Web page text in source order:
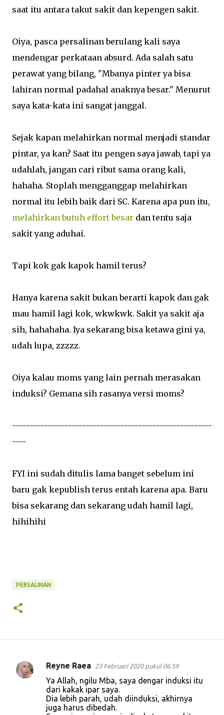
saat itu antara takut sakit dan kepengen sakit.
Oiya, pasca persalinan berulang kali saya
mendengar perkataan absurd. Ada salah satu
perawat yang bilang, "Mbanya pinter ya bisa
lahiran normal padahal anaknya besar." Menurut
saya kata-kata ini sangat janggal.
Sejak kapan melahirkan normal menjadi standar
pintar, ya kan? Saat itu pengen saya jawab, tapi ya
udahlah, jangan cari ribut sama orang kali,
hahaha. Stoplah mengganggap melahirkan
normal itu lebih baik dari SC. Karena apa pun itu,
melahirkan butuh effort besar dan tentu saja
sakit yang aduhai.
Tapi kok gak kapok hamil terus?
Hanya karena sakit bukan berarti kapok dan gak
mau hamil lagi kok, wkwkwk. Sakit ya sakit aja
sih, hahahaha. Iya sekarang bisa ketawa gini ya,
udah lupa, zzzzz.
Oiya kalau moms yang lain pernah merasakan
induksi? Gemana sih rasanya versi moms?
---------------------------------------------------------
----
FYI ini sudah ditulis lama banget sebelum ini
baru gak kepublish terus entah karena apa. Baru
bisa sekarang dan sekarang udah hamil lagi,
hihihihi
PERSALINAN
K
Reyne Raea 23 Februari 2020 pukul 06.59
Ya Allah, ngilu Mba, saya dengar induksi itu
dari kakak ipar saya.
Dia lebih parah, udah diinduksi, akhirnya
juga harus dibedah.